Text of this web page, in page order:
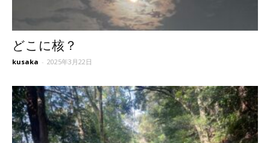
どこに核？
kusaka - 2025年3月22日